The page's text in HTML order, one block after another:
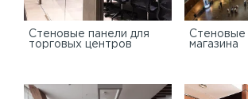
Cтеновые панели для
торговых центров
Стеновые
магазина